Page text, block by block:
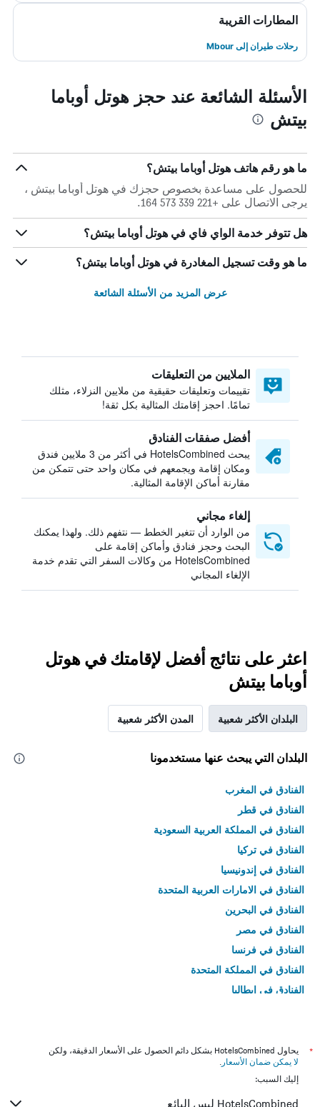
المطارات القريبة
رحلات طيران إلى Mbour
الأسئلة الشائعة عند حجز هوتل أوباما
بيتش
ما هو رقم هاتف هوتل أوباما بيتش؟
للحصول على مساعدة بخصوص حجزك في هوتل أوباما بيتش ،
يرجى الاتصال على +221 339 573 164.
هل تتوفر خدمة الواي فاي في هوتل أوباما بيتش؟
ما هو وقت تسجيل المغادرة في هوتل أوباما بيتش؟
عرض المزيد من الأسئلة الشائعة
الملايين من التعليقات
تقييمات وتعليقات حقيقية من ملايين النزلاء، مثلك
تمامًا. احجز إقامتك المثالية بكل ثقة!
أفضل صفقات الفنادق
يبحث HotelsCombined في أكثر من 3 ملايين فندق
ومكان إقامة ويجمعهم في مكان واحد حتى تتمكن من
مقارنة أماكن الإقامة المثالية.
إلغاء مجاني
من الوارد أن تتغير الخطط — نتفهم ذلك. ولهذا يمكنك
البحث وحجز فنادق وأماكن إقامة على
HotelsCombined من وكالات السفر التي تقدم خدمة
الإلغاء المجاني
اعثر على نتائج أفضل لإقامتك في هوتل
أوباما بيتش
البلدان الأكثر شعبية المدن الأكثر شعبية
البلدان التي يبحث عنها مستخدمونا
الفنادق في المغرب
الفنادق في قطر
الفنادق في المملكة العربية السعودية
الفنادق في تركيا
الفنادق في إندونيسيا
الفنادق في الامارات العربية المتحدة
الفنادق في البحرين
الفنادق في مصر
الفنادق في فرنسا
الفنادق في المملكة المتحدة
الفنادق في إيطاليا
*
يحاول HotelsCombined بشكل دائم الحصول على الأسعار الدقيقة، ولكن
لا يمكن ضمان الأسعار .
إليك السبب:
HotelsCombined ليس البائع